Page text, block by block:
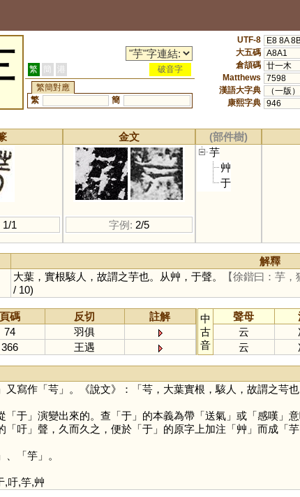
繁 簡 港
破音字
繁簡對應
繁
簡
UTF-8
E8 8A
大五碼 A8A1
倉頡碼 廿一木
Matthews
7598
漢語大字典
（一版
康熙字典 946
1/1
金文
字例: 2/5
(部件樹)
芋
艸
于
解釋
大葉，實根駭人，故謂之芋也。从艸，于聲。 【徐鍇曰：芋
/ 10)
頁碼 反切
註解
74
羽俱
366 王遇
中
古
音
聲母
云
云
又寫作「芌」。《說文》：「芌，大葉實根，駭人，故謂之芌也
「于」演變出來的。查「于」的本義為帶「送氣」或「感嘆」
「吁」聲，久而久之，便於「于」的原字上加注「艸 」而成「芋
、「竽」。
,吁,竽,艸